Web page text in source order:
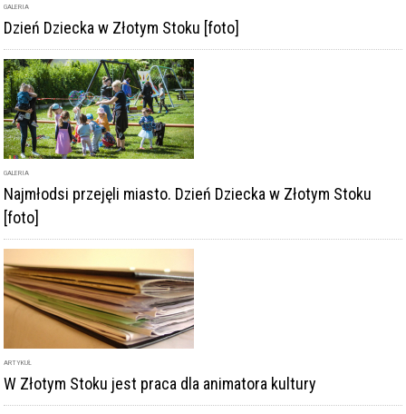
GALERIA
Dzień Dziecka w Złotym Stoku [foto]
GALERIA
Najmłodsi przejęli miasto. Dzień Dziecka w Złotym Stoku
[foto]
ARTYKUŁ
W Złotym Stoku jest praca dla animatora kultury